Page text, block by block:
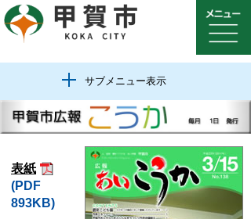
サブメニュー表示
表紙
(PDF
893KB)